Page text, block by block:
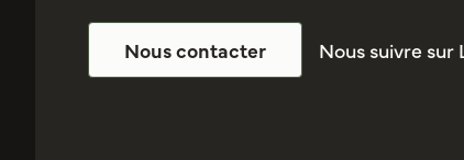
Nous contacter Nous suivre sur